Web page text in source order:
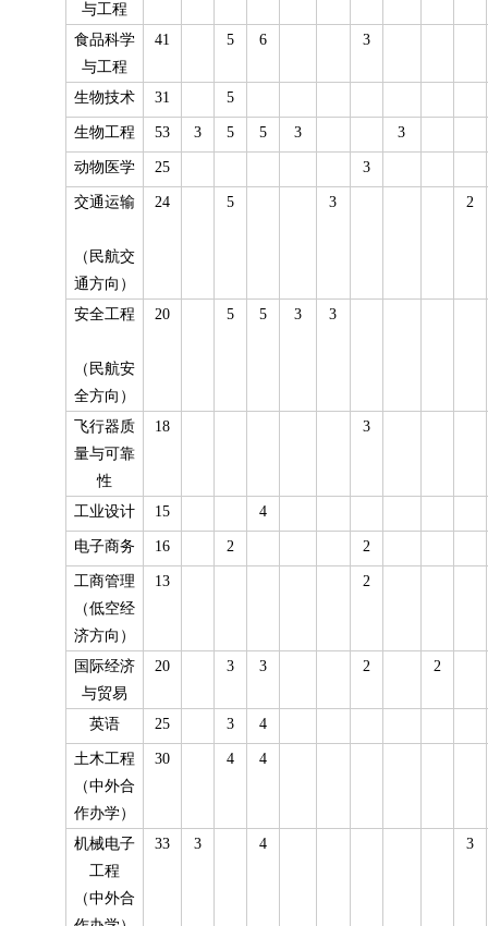
与工程
食品科学
与工程
41 5 6 3
生物技术 31 5
生物工程 53 3 5 5 3 3
动物医学 25 3
交通运输
（民航交
通方向）
24 5 3 2
安全工程
（民航安
全方向）
20 5 5 3 3
飞行器质
量与可靠
性
18 3
工业设计 15 4
电子商务 16 2 2
工商管理
（低空经
济方向）
13 2
国际经济
与贸易
20 3 3 2 2
英语 25 3 4
土木工程
（中外合
作办学）
30 4 4
机械电子
工程
（中外合
33 3 4 3